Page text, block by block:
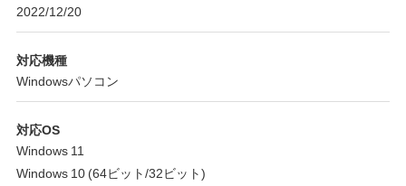
2022/12/20
対応機種
Windowsパソコン
対応OS
Windows 11
Windows 10 (64ビット/32ビット)